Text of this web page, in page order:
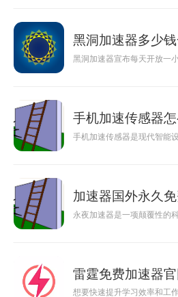
黑洞加速器多少钱
黑洞加速器宣布每天开放一
手机加速传感器
手机加速传感器是现代智能
加速器国外永久
永夜加速器是一项颠覆性的
雷霆免费加速器
想要快速提升学习效率和工